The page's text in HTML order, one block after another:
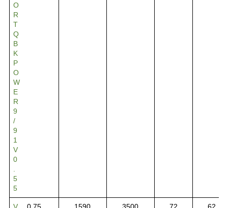
O
R
T
Q
B
K
P
O
W
E
R
9
/
9
1
V
0
5
5
V 0,75 1590 3500 72 62